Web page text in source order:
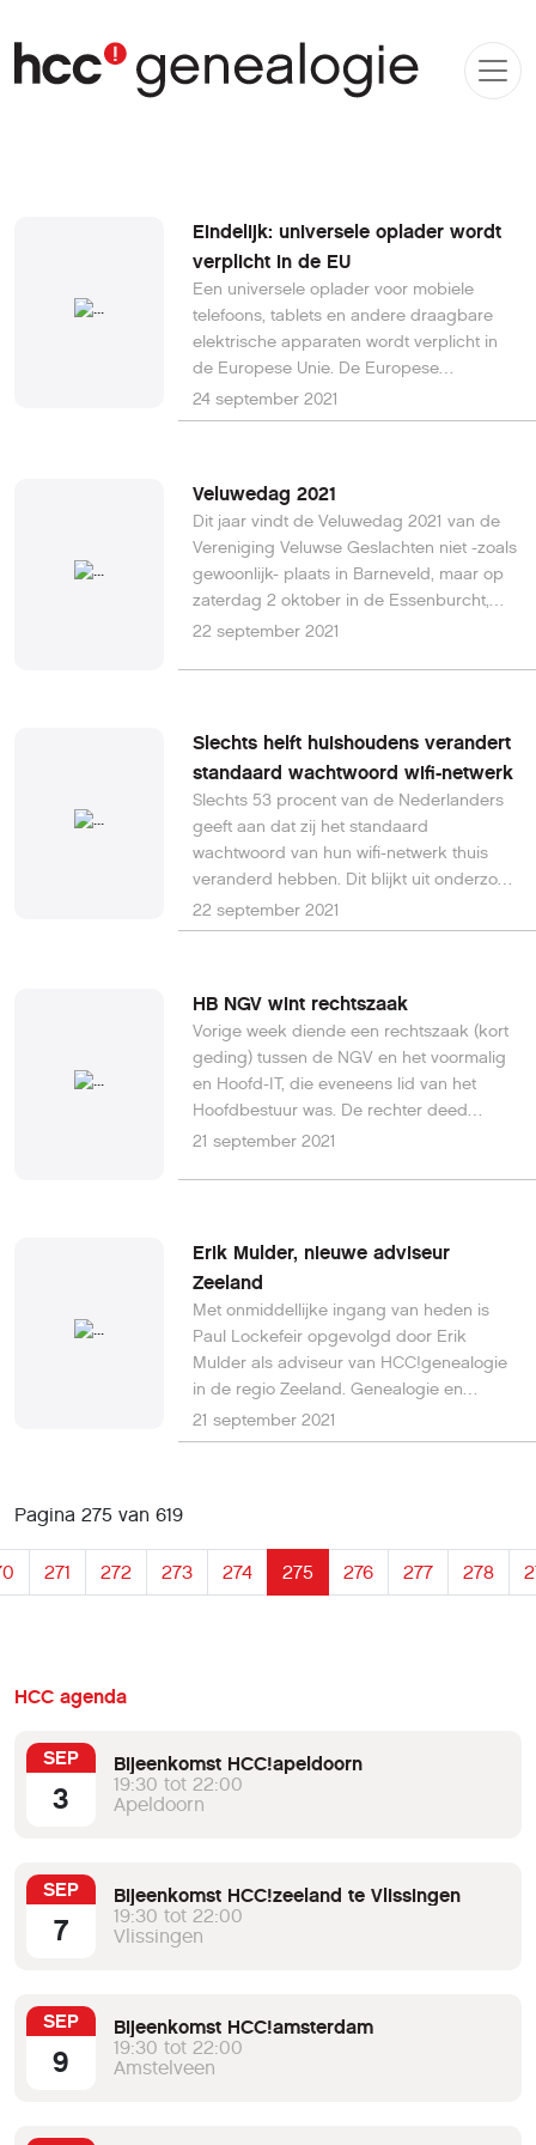
Eindelijk: universele oplader wordt
verplicht in de EU
Een universele oplader voor mobiele
telefoons, tablets en andere draagbare
elektrische apparaten wordt verplicht in
de Europese Unie. De Europese
Commissie komt donderdag met een
wetsvoorstel. Het werd tijd. Maar de
24 september 2021
Veluwedag 2021
Dit jaar vindt de Veluwedag 2021 van de
Vereniging Veluwse Geslachten niet -zoals
gewoonlijk- plaats in Barneveld, maar op
zaterdag 2 oktober in de Essenburcht,
Schoonbeekhof 1, 3774 DA
thema: “Epidemieën, ziekte en
genealogie”. Willibrord Rutten verzorgt
een lezing met als titel “Met de stok achter
de deur. De pokkenbestrijding op de
Veluwe in de 19e eeuw”. Een tweede lezing
met als titel “Veluwenaren op de
moeizame weg naar een beter en een
al wel opgeven voor de Veluwedag bij de
secretaris.
22 september 2021
Slechts helft huishoudens verandert
standaard wachtwoord wifi-netwerk
Slechts 53 procent van de Nederlanders
geeft aan dat zij het standaard
wachtwoord van hun wifi-netwerk thuis
veranderd hebben. Dit blijkt uit onderzoek
van Orange Cyberdefense onder bijna
1100 Nederlanders. Nederlanders zijn
Nederlanders die gebruikmaakt van
openbare wifi-netwerken, gaat zonder na
te denken akkoord met de voorwaarden.
22 september 2021
HB NGV wint rechtszaak
Vorige week diende een rechtszaak (kort
geding) tussen de NGV en het voormalig
en Hoofd-IT, die eveneens lid van het
Hoofdbestuur was. De rechter deed
meteen uitspraak en wees -op straffe van
21 september 2021
Erik Mulder, nieuwe adviseur
Zeeland
Met onmiddellijke ingang van heden is
Paul Lockefeir opgevolgd door Erik
Mulder als adviseur van HCC!genealogie
in de regio Zeeland. Genealogie en
organisatie zijn hem niet vreemd, hij is
immers al geruime tijd mede-coördinator
Een ander interessegebied waarvan hij
het een en ander weet is ‘fotografie en
bewerking’, of wel het (proberen) op te
mensen die hem met vragen benaderen
naar eer en geweten te antwoorden,
eigenlijk zoals wij dat van onze adviseurs
21 september 2021
Pagina 275 van 619
271 272 273 274 275 276 277 278
HCC agenda
SEP
3
Bijeenkomst HCC!apeldoorn
19:30 tot 22:00
Apeldoorn
SEP
7
Bijeenkomst HCC!zeeland te Vlissingen
19:30 tot 22:00
Vlissingen
SEP
9
Bijeenkomst HCC!amsterdam
19:30 tot 22:00
Amstelveen